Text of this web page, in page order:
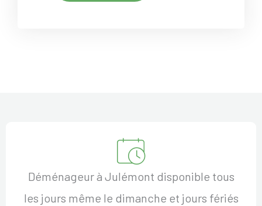
Déménageur à Julémont disponible tous
les jours même le dimanche et jours fériés